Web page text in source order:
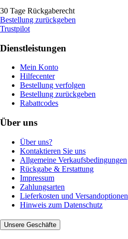
30 Tage Rückgaberecht
Bestellung zurückgeben
Trustpilot
Dienstleistungen
Mein Konto
Hilfecenter
Bestellung verfolgen
Bestellung zurückgeben
Rabattcodes
Über uns
Über uns?
Kontaktieren Sie uns
Allgemeine Verkaufsbedingungen
Rückgabe & Erstattung
Impressum
Zahlungsarten
Lieferkosten und Versandoptionen
Hinweis zum Datenschutz
Unsere Geschäfte